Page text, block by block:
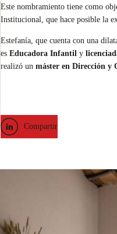
Este nombramiento tiene como
Institucional, que hace posible la
Estefanía, que cuenta con una
es Educadora Infantil y
realizó un máster en Dirección y
Compartir